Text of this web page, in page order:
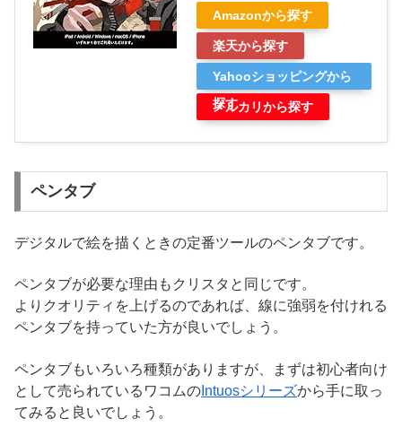
Amazonから探す
楽天から探す
Yahooショッピングから
探す
メルカリから探す
ペンタブ
デジタルで絵を描くときの定番ツールのペンタブです。
ペンタブが必要な理由もクリスタと同じです。
よりクオリティを上げるのであれば、線に強弱を付けれる
ペンタブを持っていた方が良いでしょう。
ペンタブもいろいろ種類がありますが、まずは初心者向け
として売られているワコムの Intuosシリーズから手に取っ
てみると良いでしょう。